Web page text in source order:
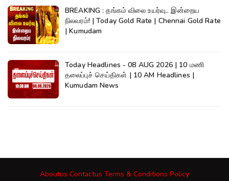
BREAKING : தங்கம் விலை உயர்வு.. இன்றைய
நிலவரம்! | Today Gold Rate | Chennai Gold Rate
| Kumudam
Today Headlines - 08 AUG 2026 | 10 மணி
தலைப்புச் செய்திகள் | 10 AM Headlines |
Kumudam News
Aboutus Contactus Terms & Conditions Policy